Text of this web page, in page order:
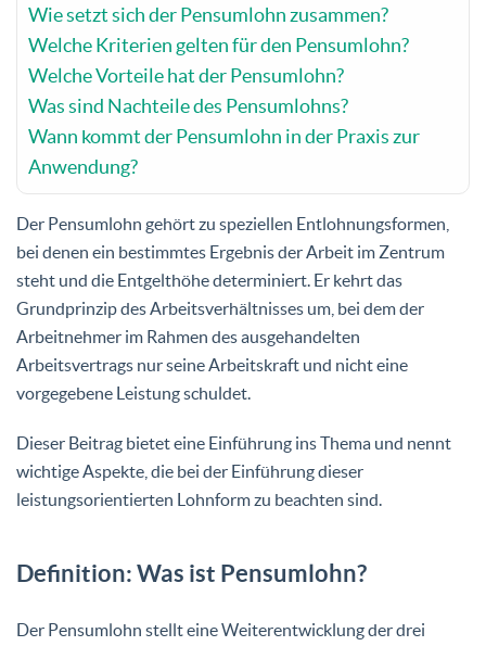
Wie setzt sich der Pensumlohn zusammen?
Welche Kriterien gelten für den Pensumlohn?
Welche Vorteile hat der Pensumlohn?
Was sind Nachteile des Pensumlohns?
Wann kommt der Pensumlohn in der Praxis zur
Anwendung?
Der Pensumlohn gehört zu speziellen Entlohnungsformen,
bei denen ein bestimmtes Ergebnis der Arbeit im Zentrum
steht und die Entgelthöhe determiniert. Er kehrt das
Grundprinzip des Arbeitsverhältnisses um, bei dem der
Arbeitnehmer im Rahmen des ausgehandelten
Arbeitsvertrags nur seine Arbeitskraft und nicht eine
vorgegebene Leistung schuldet.
Dieser Beitrag bietet eine Einführung ins Thema und nennt
wichtige Aspekte, die bei der Einführung dieser
leistungsorientierten Lohnform zu beachten sind.
Definition: Was ist Pensumlohn?
Der Pensumlohn stellt eine Weiterentwicklung der drei